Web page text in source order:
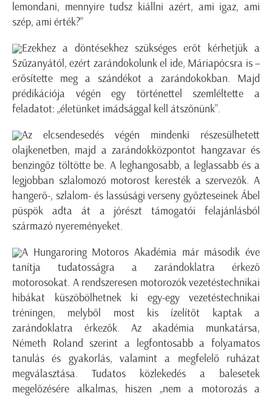
lemondani, mennyire tudsz kiállni azért, ami igaz, ami
szép, ami érték?”
Ezekhez a döntésekhez szükséges erőt kérhetjük a
Szűzanyától, ezért zarándokolunk el ide, Máriapócsra is –
erősítette meg a szándékot a zarándokokban. Majd
prédikációja végén egy történettel szemléltette a
feladatot: „életünket imádsággal kell átszőnünk”.
Az elcsendesedés végén mindenki részesülhetett
olajkenetben, majd a zarándokközpontot hangzavar és
benzingőz töltötte be. A leghangosabb, a leglassabb és a
legjobban szlalomozó motorost keresték a szervezők. A
hangerő-, szlalom- és lassúsági verseny győzteseinek Ábel
püspök adta át a jórészt támogatói felajánlásból
származó nyereményeket.
A Hungaroring Motoros Akadémia már második éve
tanítja tudatosságra a zarándoklatra érkező
motorosokat. A rendszeresen motorozók vezetéstechnikai
hibákat küszöbölhetnek ki egy-egy vezetéstechnikai
tréningen, melyből most kis ízelítőt kaptak a
zarándoklatra érkezők. Az akadémia munkatársa,
Németh Roland szerint a legfontosabb a folyamatos
tanulás és gyakorlás, valamint a megfelelő ruházat
megválasztása. Tudatos közlekedés a balesetek
megelőzésére alkalmas, hiszen „nem a motorozás a